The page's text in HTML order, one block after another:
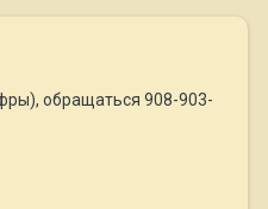
обращаться 908-903-